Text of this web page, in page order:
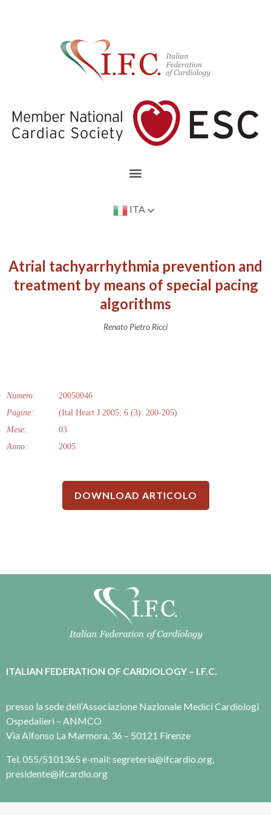
ITA
Atrial tachyarrhythmia prevention and
treatment by means of special pacing
algorithms
Renato Pietro Ricci
Numero:
20050046
Pagine:
(Ital Heart J 2005; 6 (3): 200-205)
Mese:
03
Anno:
2005
DOWNLOAD ARTICOLO
ITALIAN FEDERATION OF CARDIOLOGY – I.F.C.
presso la sede dell’Associazione Nazionale Medici Cardiologi
Ospedalieri – ANMCO
Via Alfonso La Marmora, 36 – 50121 Firenze
Tel. 055/5101365 e-mail: segreteria@ifcardio.org,
presidente@ifcardio.org